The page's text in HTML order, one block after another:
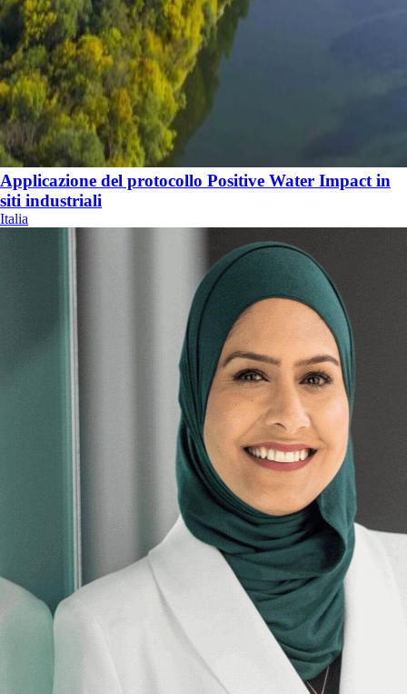
Applicazione del protocollo Positive Water Impact in
siti industriali
Italia